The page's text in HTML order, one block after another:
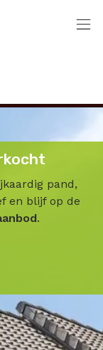
pand,
en blijf op de
.